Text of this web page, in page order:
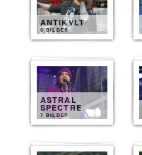
ANTIKVLT
8 BILDER
ASTRAL
SPECTRE
7 BILDER